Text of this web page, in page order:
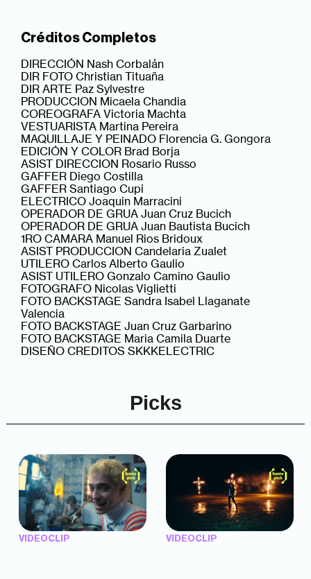
Créditos Completos
DIRECCIÓN Nash Corbalán
DIR FOTO Christian Tituaña
DIR ARTE Paz Sylvestre
PRODUCCION Micaela Chandia
COREOGRAFA Victoria Machta
VESTUARISTA Martina Pereira
MAQUILLAJE Y PEINADO Florencia G. Gongora
EDICIÓN Y COLOR Brad Borja
ASIST DIRECCION Rosario Russo
GAFFER Diego Costilla
GAFFER Santiago Cupi
ELECTRICO Joaquin Marracini
OPERADOR DE GRUA Juan Cruz Bucich
OPERADOR DE GRUA Juan Bautista Bucich
1RO CAMARA Manuel Rios Bridoux
ASIST PRODUCCION Candelaria Zualet
UTILERO Carlos Alberto Gaulio
ASIST UTILERO Gonzalo Camino Gaulio
FOTOGRAFO Nicolas Viglietti
FOTO BACKSTAGE Sandra Isabel Llaganate
Valencia
FOTO BACKSTAGE Juan Cruz Garbarino
FOTO BACKSTAGE Maria Camila Duarte
DISEÑO CREDITOS SKKKELECTRIC
Picks
VIDEOCLIP VIDEOCLIP